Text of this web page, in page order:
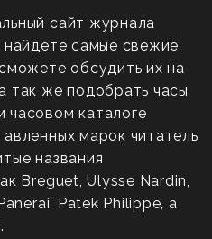
сайт журнала
самые свежие
обсудить их на
так же подобрать часы
каталоге
марок читатель
названия
Breguet, Ulysse Nardin,
Patek Philippe, а